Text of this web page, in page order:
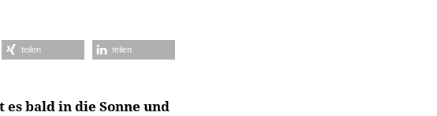
teilen teilen
bald in die Sonne und